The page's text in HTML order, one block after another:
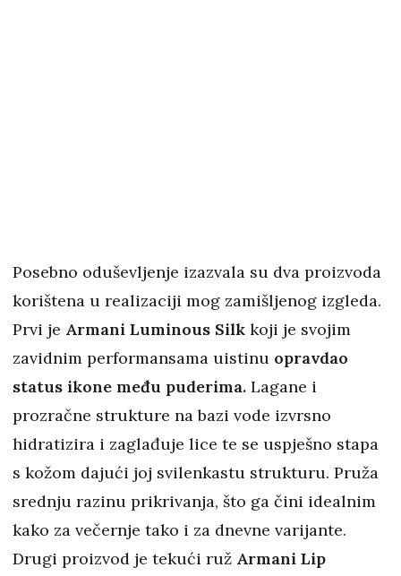
Posebno oduševljenje izazvala su dva proizvoda
korištena u realizaciji mog zamišljenog izgleda.
Prvi je Armani Luminous Silk koji je svojim
zavidnim performansama uistinu opravdao
status ikone među puderima. Lagane i
prozračne strukture na bazi vode izvrsno
hidratizira i zaglađuje lice te se uspješno stapa
s kožom dajući joj svilenkastu strukturu. Pruža
srednju razinu prikrivanja, što ga čini idealnim
kako za večernje tako i za dnevne varijante.
Drugi proizvod je tekući ruž Armani Lip